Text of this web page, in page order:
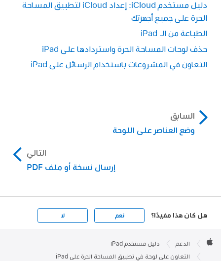
دليل مستخدم iCloud: إعداد iCloud لتطبيق المساحة
الحرة على جميع أجهزتك
الطباعة من الـ iPad
حذف لوحات المساحة الحرة واستردادها على iPad
التعاون في المشروعات باستخدام الرسائل على iPad
السابق
وضع العناصر على اللوحة
التالي
إرسال نسخة أو ملف PDF
هل كان هذا مفيدًا؟ نعم لا
Footer

الدعم دليل مستخدم iPad
التعاون على لوحة في تطبيق المساحة الحرة على iPad